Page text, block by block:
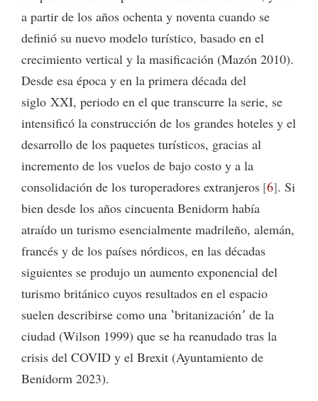
a partir de los años ochenta y noventa cuando se
definió su nuevo modelo turístico, basado en el
crecimiento vertical y la masificación (Mazón 2010).
Desde esa época y en la primera década del
siglo XXI, periodo en el que transcurre la serie, se
intensificó la construcción de los grandes hoteles y el
desarrollo de los paquetes turísticos, gracias al
incremento de los vuelos de bajo costo y a la
consolidación de los turoperadores extranjeros 6 . Si
bien desde los años cincuenta Benidorm había
atraído un turismo esencialmente madrileño, alemán,
francés y de los países nórdicos, en las décadas
siguientes se produjo un aumento exponencial del
turismo británico cuyos resultados en el espacio
suelen describirse como una ʽbritanizaciónʼ de la
ciudad (Wilson 1999) que se ha reanudado tras la
crisis del COVID y el Brexit (Ayuntamiento de
Benidorm 2023).